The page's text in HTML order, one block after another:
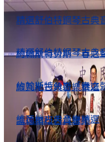
精選舒伯特鋼琴古
約翰斯特勞斯「春之
維瓦地古典音樂精選
孟德爾松古典音樂
古典音樂
精選舒伯特鋼琴古
約翰斯特勞斯「春之
維瓦地古典音樂精選